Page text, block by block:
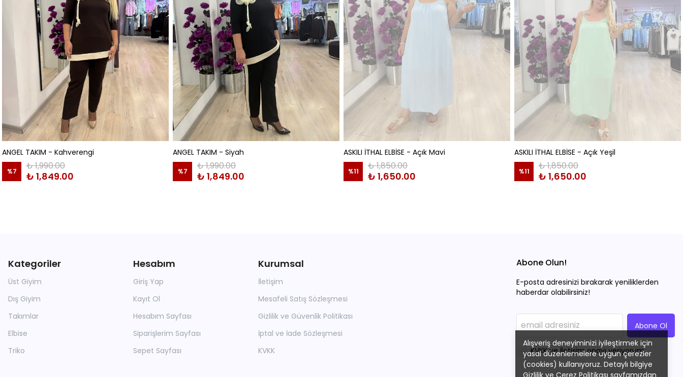
Alışveriş deneyiminizi iyileştirmek için
yasal düzenlemelere uygun çerezler
(cookies) kullanıyoruz. Detaylı bilgiye
Gizlilik ve Çerez Politikası sayfamızdan
ANGEL TAKIM - Kahverengi
%7 ₺ 1,990.00
₺ 1,849.00
ANGEL TAKIM - Siyah
%7 ₺ 1,990.00
₺ 1,849.00
ASKILI İTHAL ELBİSE - Açık Mavi
%11 ₺ 1,850.00
₺ 1,650.00
ASKILI İTHAL ELBİSE - Açık Yeşil
%11 ₺ 1,850.00
₺ 1,650.00
Kategoriler
Üst Giyim
Dış Giyim
Takımlar
Elbise
Triko
Hesabım
Giriş Yap
Kayıt Ol
Hesabım Sayfası
Siparişlerim Sayfası
Sepet Sayfası
Kurumsal
İletişim
Mesafeli Satış Sözleşmesi
Gizlilik ve Güvenlik Politikası
İptal ve İade Sözleşmesi
KVKK
Abone Olun!
E-posta adresinizi bırakarak yeniliklerden
haberdar olabilirsiniz!
Abone Ol
KVKK ve İletişim onayı veriyorum.